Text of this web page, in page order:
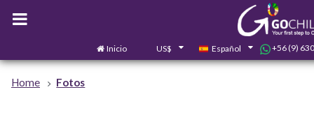
Inicio US$ Español +56 (9)
Home Fotos